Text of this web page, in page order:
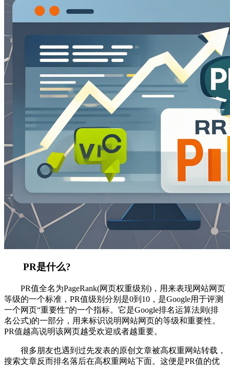
PR是什么?
PR值全名为PageRank(网页权重级别)，用来表现网站网页
等级的一个标准，PR值级别分别是0到10，是Google用于评测
一个网页“重要性”的一个指标。它是Google排名运算法则(排
名公式)的一部分，用来标识说明网站网页的等级和重要性。
PR值越高说明该网页越受欢迎或者越重要。
很多朋友也遇到过先发表的原创文章被高权重网站转载，
搜索文章反而排名落后在高权重网站下面。这便是PR值的优